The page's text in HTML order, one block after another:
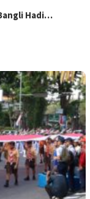
Hadi…